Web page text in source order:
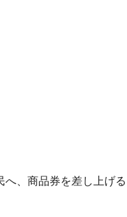
、商品券を差し上げる